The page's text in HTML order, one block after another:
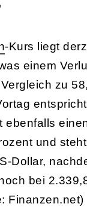
-Kurs liegt
einem
zu
ebenfalls
und
Dollar,
bei
Finanzen.net)